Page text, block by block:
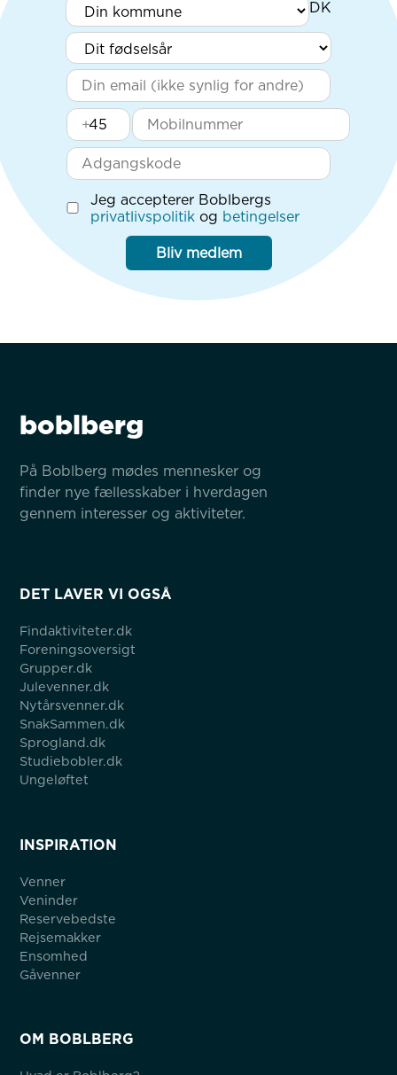
+
Jeg accepterer Boblbergs
privatlivspolitik og betingelser
Bliv medlem
boblberg
På Boblberg mødes mennesker og
finder nye fællesskaber i hverdagen
gennem interesser og aktiviteter.
DET LAVER VI OGSÅ
Findaktiviteter.dk
Foreningsoversigt
Grupper.dk
Julevenner.dk
Nytårsvenner.dk
SnakSammen.dk
Sprogland.dk
Studiebobler.dk
Ungeløftet
INSPIRATION
Venner
Veninder
Reservebedste
Rejsemakker
Ensomhed
Gåvenner
OM BOBLBERG